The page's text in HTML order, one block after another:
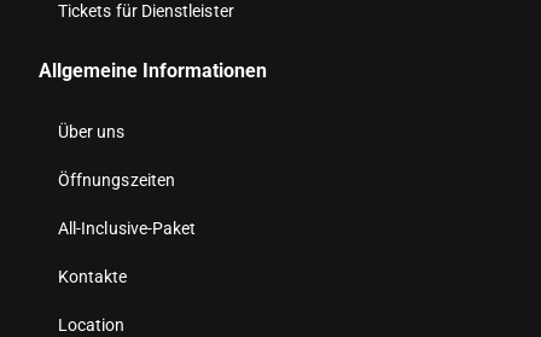
Tickets für Dienstleister
Allgemeine Informationen
Über uns
Öffnungszeiten
All-Inclusive-Paket
Kontakte
Location